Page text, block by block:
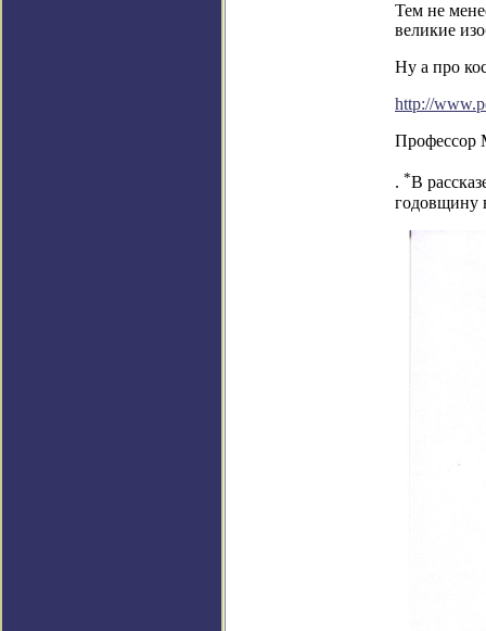
Тем не
великие
Ну а про
http://
. *В
годовщину